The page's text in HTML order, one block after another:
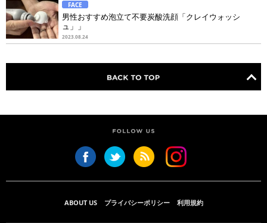
健康
スキンケア 食事
調査結果
トレーニング
好印象な男
頭皮ケア
FACE
男性おすすめ泡立て不要炭酸洗顔「クレイウォッシ
ュ」」
2023.08.24
ABOUT US プライバシーポリシー 利用規約